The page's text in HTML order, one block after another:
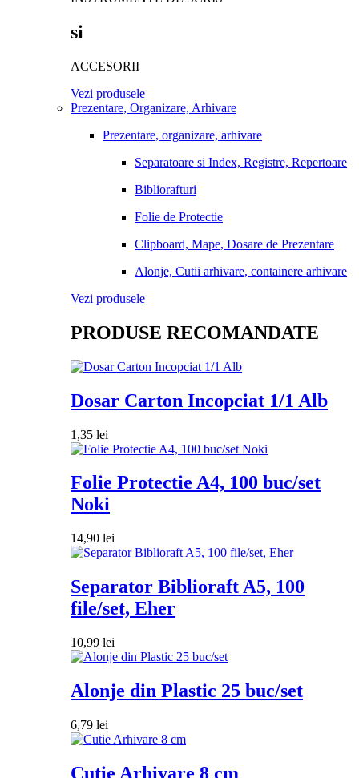
si
ACCESORII
Vezi produsele
Prezentare, Organizare, Arhivare
Prezentare, organizare, arhivare
Separatoare si Index, Registre, Repertoare
Bibliorafturi
Folie de Protectie
Clipboard, Mape, Dosare de Prezentare
Alonje, Cutii arhivare, containere arhivare
Vezi produsele
PRODUSE RECOMANDATE
Dosar Carton Incopciat 1/1 Alb
1,35 lei
Folie Protectie A4, 100 buc/set
Noki
14,90 lei
Separator Biblioraft A5, 100
file/set, Eher
10,99 lei
Alonje din Plastic 25 buc/set
6,79 lei
Cutie Arhivare 8 cm